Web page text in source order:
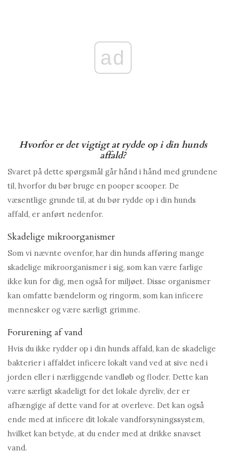
ad
Hvorfor er det vigtigt at rydde op i din hunds
affald?
Svaret på dette spørgsmål går hånd i hånd med grundene
til, hvorfor du bør bruge en pooper scooper. De
væsentlige grunde til, at du bør rydde op i din hunds
affald, er anført nedenfor.
Skadelige mikroorganismer
Som vi nævnte ovenfor, har din hunds afføring mange
skadelige mikroorganismer i sig, som kan være farlige
ikke kun for dig, men også for miljøet. Disse organismer
kan omfatte bændelorm og ringorm, som kan inficere
mennesker og være særligt grimme.
Forurening af vand
Hvis du ikke rydder op i din hunds affald, kan de skadelige
bakterier i affaldet inficere lokalt vand ved at sive ned i
jorden eller i nærliggende vandløb og floder. Dette kan
være særligt skadeligt for det lokale dyreliv, der er
afhængige af dette vand for at overleve. Det kan også
ende med at inficere dit lokale vandforsyningssystem,
hvilket kan betyde, at du ender med at drikke snavset
vand.